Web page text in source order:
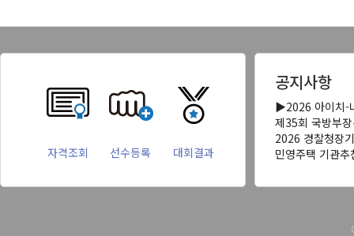
자격조회 선수등록 대회결과
공지사항
▶2026 아이치-
제35회 국방부
2026 경찰청장
민영주택 기관